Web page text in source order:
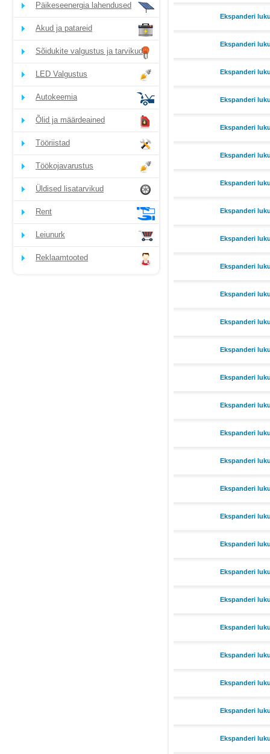
Päikeseenergia lahendused
Akud ja patareid
Sõidukite valgustus ja tarvikud
LED Valgustus
Autokeemia
Õlid ja määrdeained
Tööriistad
Töökojavarustus
Üldised lisatarvikud
Rent
Leiunurk
Reklaamtooted
Ekspanderi
Ekspanderi
Ekspanderi
Ekspanderi
Ekspanderi
Ekspanderi
Ekspanderi
Ekspanderi
Ekspanderi
Ekspanderi
Ekspanderi
Ekspanderi
Ekspanderi
Ekspanderi
Ekspanderi
Ekspanderi
Ekspanderi
Ekspanderi
Ekspanderi
Ekspanderi
Ekspanderi
Ekspanderi
Ekspanderi
Ekspanderi
Ekspanderi
Ekspanderi
Ekspanderi